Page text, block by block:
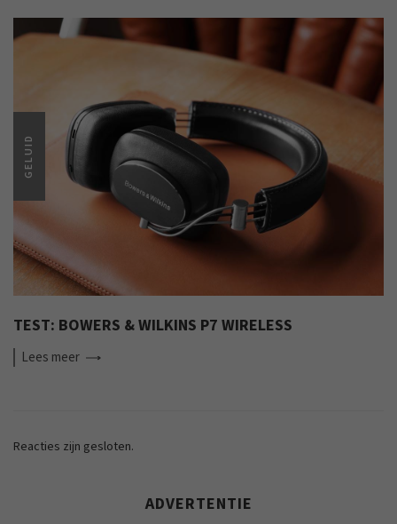
GELUID
TEST: BOWERS & WILKINS P7 WIRELESS
Lees meer
Reacties zijn gesloten.
ADVERTENTIE